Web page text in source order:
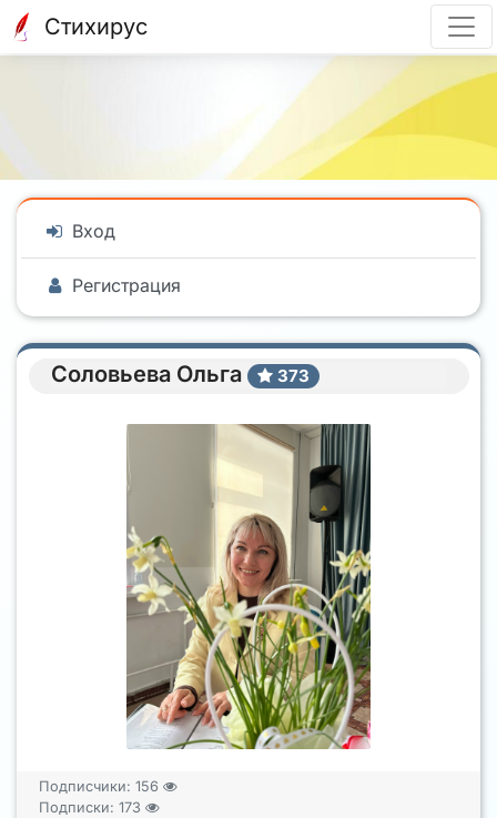
Стихирус
Вход
Регистрация
Соловьева Ольга 373
Подписчики: 156
Подписки: 173